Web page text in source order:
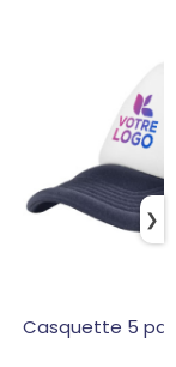
Casquette 5
❯